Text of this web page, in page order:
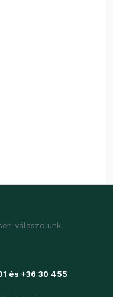
válaszolunk.
és +36 30 455